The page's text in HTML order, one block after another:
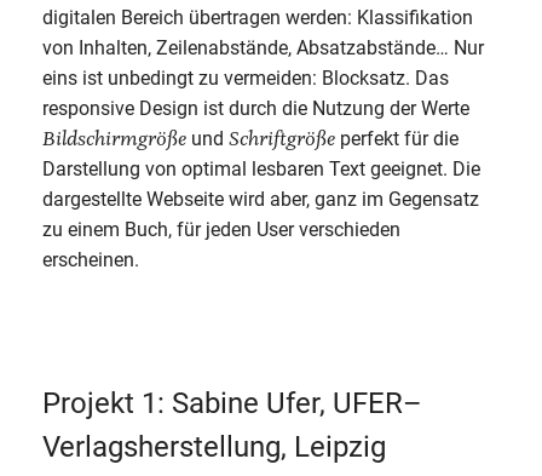
digitalen Bereich übertragen werden: Klassifikation
von Inhalten, Zeilenabstände, Absatzabstände… Nur
eins ist unbedingt zu vermeiden: Blocksatz. Das
responsive Design ist durch die Nutzung der Werte
Bildschirmgröße undSchriftgröße perfekt für die
Darstellung von optimal lesbaren Text geeignet. Die
dargestellte Webseite wird aber, ganz im Gegensatz
zu einem Buch, für jeden User verschieden
erscheinen.
Projekt 1: Sabine Ufer, UFER–
Verlagsherstellung, Leipzig